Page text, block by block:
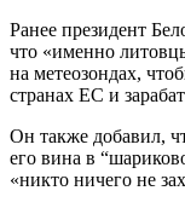
Ранее президент
что «именно
на метеозондах,
странах ЕС и
Он также добавил,
его вина в
«никто ничего не